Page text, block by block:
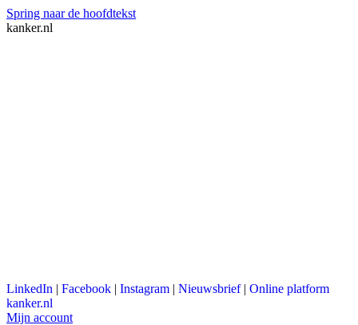
Spring naar de hoofdtekst
kanker.nl
LinkedIn | Facebook | Instagram | Nieuwsbrief | Online platform
kanker.nl
Mijn account